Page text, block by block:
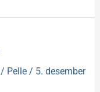
Pelle / 5. desember